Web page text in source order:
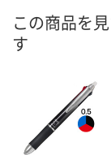
この商品を
す